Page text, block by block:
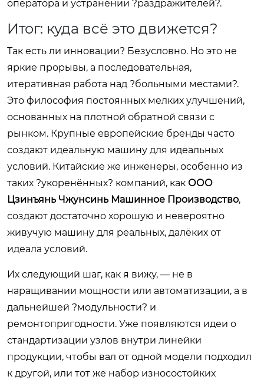
оператора и устранении ?раздражителей?.
Итог: куда всё это движется?
Так есть ли инновации? Безусловно. Но это не
яркие прорывы, а последовательная,
итеративная работа над ?больными местами?.
Это философия постоянных мелких улучшений,
основанных на плотной обратной связи с
рынком. Крупные европейские бренды часто
создают идеальную машину для идеальных
условий. Китайские же инженеры, особенно из
таких ?укоренённых? компаний, как ООО
Цзинъянь Чжунсинь Машинное Производство,
создают достаточно хорошую и невероятно
живучую машину для реальных, далёких от
идеала условий.
Их следующий шаг, как я вижу, — не в
наращивании мощности или автоматизации, а в
дальнейшей ?модульности? и
ремонтопригодности. Уже появляются идеи о
стандартизации узлов внутри линейки
продукции, чтобы вал от одной модели подходил
к другой, или тот же набор износостойких